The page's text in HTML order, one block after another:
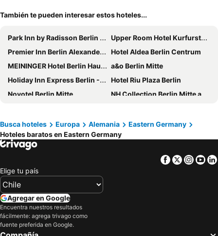
También te pueden interesar estos hoteles...
Park Inn by Radisson Berlin Alexanderplatz
Upper Room Hotel Kurfurstendamm
Premier Inn Berlin Alexanderplatz hotel
Hotel Aldea Berlin Centrum
MEININGER Hotel Berlin Hauptbahnhof
a&o Berlin Mitte
Holiday Inn Express Berlin - Alexanderplatz By Ihg
Hotel Riu Plaza Berlin
Novotel Berlin Mitte
NH Collection Berlin Mitte am Checkpoint Charlie
Mercure Hotel Berlin City
Meliá Berlin
CALMA Berlin Mitte
Hampton by Hilton Berlin City Centre Alexanderplatz
Wyndham Garden Berlin Mitte
ibis Berlin Mitte
Monbijou Hotel
The Social Hub Berlín
Premier Inn Berlin City Spittelmarkt hotel
Hampton by Hilton Berlin City West
Busca hoteles Europa Alemania
Eastern Germany
Hoteles baratos en Eastern Germany
Facebook
Twitter
Elige tu país
Agregar en Google
Encuentra nuestros resultados
fácilmente: agrega trivago como
fuente preferida en Google.